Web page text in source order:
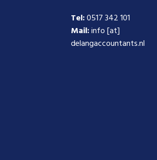
Tel:0517 342 101
Mail:info [at]
delangaccountants.nl